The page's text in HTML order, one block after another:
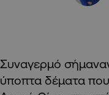
Συναγερμό
ύποπτα δέματα